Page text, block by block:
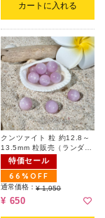
カートに入れる
クンツァイト 粒 約12.8～
13.5mm 粒販売（ランダ
ム）
特価セール
66%OFF
通常価格：¥ 1,950
¥ 650